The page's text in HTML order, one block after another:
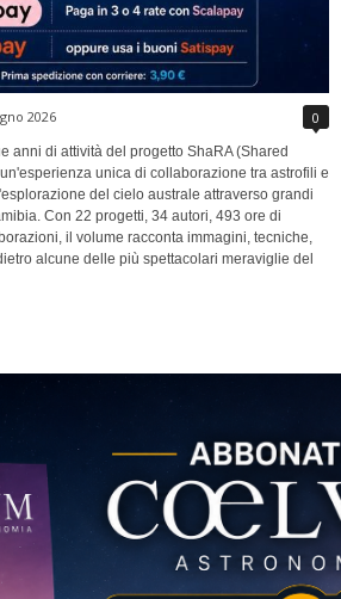
2026 0
anni di attività del progetto ShaRA (Shared
unica di collaborazione tra astrofili e
del cielo australe attraverso grandi
Con 22 progetti, 34 autori, 493 ore di
il volume racconta immagini, tecniche,
alcune delle più spettacolari meraviglie del